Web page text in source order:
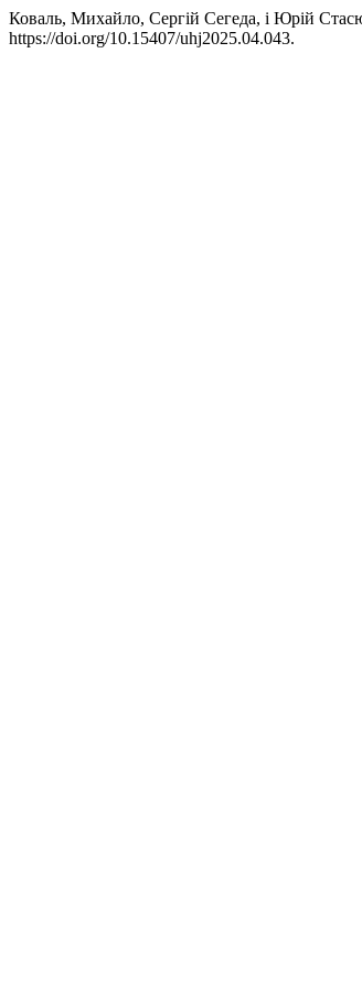
Коваль, Михайло, Сергій Сегеда, і Юрій
https://doi.org/10.15407/uhj2025.04.043.